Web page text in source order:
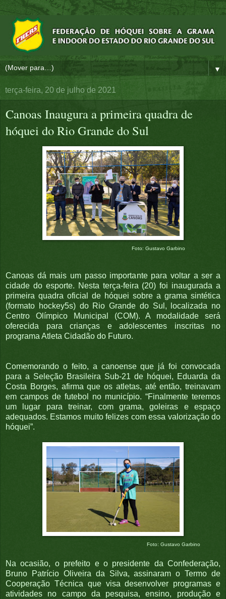
▼
terça-feira, 20 de julho de 2021
Canoas Inaugura a primeira quadra de
hóquei do Rio Grande do Sul
Foto: Gustavo Garbino
Canoas dá mais um passo importante para voltar a ser a
cidade do esporte. Nesta terça-feira (20) foi inaugurada a
primeira quadra oficial de hóquei sobre a grama sintética
(formato hockey5s) do Rio Grande do Sul, localizada no
Centro Olímpico Municipal (COM). A modalidade será
oferecida para crianças e adolescentes inscritas no
programa Atleta Cidadão do Futuro.
Comemorando o feito, a canoense que já foi convocada
para a Seleção Brasileira Sub-21 de hóquei, Eduarda da
Costa Borges, afirma que os atletas, até então, treinavam
em campos de futebol no município. “Finalmente teremos
um lugar para treinar, com grama, goleiras e espaço
adequados. Estamos muito felizes com essa valorização do
hóquei”.
Foto: Gustavo Garbino
Na ocasião, o prefeito e o presidente da Confederação,
Bruno Patrício Oliveira da Silva, assinaram o Termo de
Cooperação Técnica que visa desenvolver programas e
atividades no campo da pesquisa, ensino, produção e